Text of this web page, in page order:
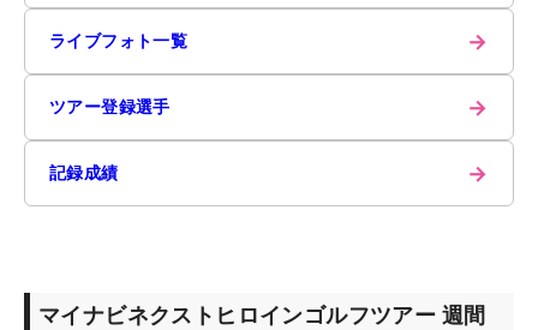
ライブフォト一覧 →
ツアー登録選手 →
記録成績 →
マイナビネクストヒロインゴルフツアー 週間